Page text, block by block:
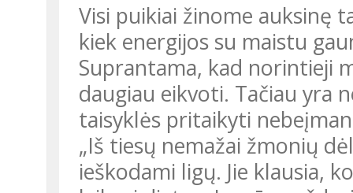
Visi puikiai žinome auksinę
kiek energijos su maistu
Suprantama, kad norintieji
daugiau eikvoti. Tačiau yra
taisyklės pritaikyti
„Iš tiesų nemažai žmonių
ieškodami ligų. Jie klausia,